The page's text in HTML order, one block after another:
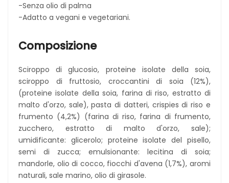
-Senza olio di palma
-Adatto a vegani e vegetariani.
Composizione
Sciroppo di glucosio, proteine isolate della soia,
sciroppo di fruttosio, croccantini di soia (12%),
(proteine isolate della soia, farina di riso, estratto di
malto d'orzo, sale), pasta di datteri, crispies di riso e
frumento (4,2%) (farina di riso, farina di frumento,
zucchero, estratto di malto d'orzo, sale);
umidificante: glicerolo; proteine isolate del pisello,
semi di zucca; emulsionante: lecitina di soia;
mandorle, olio di cocco, fiocchi d'avena (1,7%), aromi
naturali, sale marino, olio di girasole.